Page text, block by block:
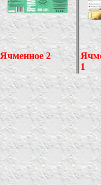
Ячменное 2
1